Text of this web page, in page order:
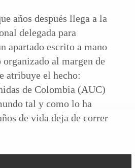
años después llega a la
delegada para
apartado escrito a mano
al margen de
atribuye el hecho:
de Colombia (AUC)
tal y como lo ha
de vida deja de correr